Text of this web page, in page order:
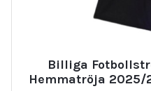
Billiga
Hemmatröja 2025/